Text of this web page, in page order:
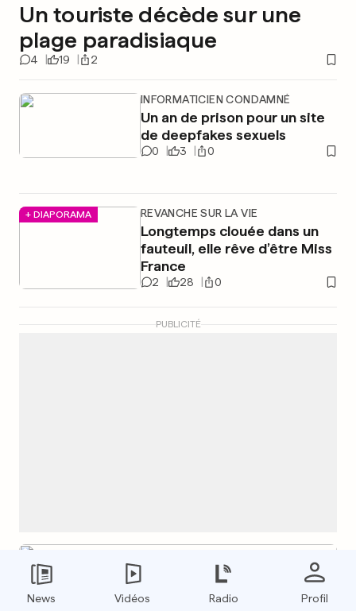
Un touriste décède sur une
plage paradisiaque
4 19 2
INFORMATICIEN CONDAMNÉ
Un an de prison pour un site
de deepfakes sexuels
0 3 0
+ DIAPORAMA REVANCHE SUR LA VIE
Longtemps clouée dans un
fauteuil, elle rêve d’être Miss
France
2 28 0
PUBLICITÉ
COUPE DU MONDE 2026
Il vend des chocolats... et des
News Vidéos Radio Profil